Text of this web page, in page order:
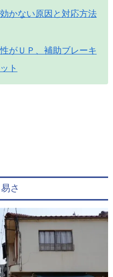
かない原因と対応方法
がＵＰ、補助ブレーキ
ト
さ